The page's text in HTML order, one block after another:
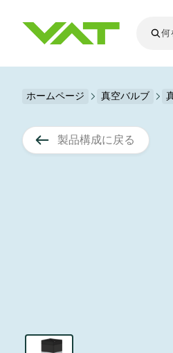
最新ニュース
VATについて
真空バルブ
ホームページ 真空バルブ
製品構成に戻る